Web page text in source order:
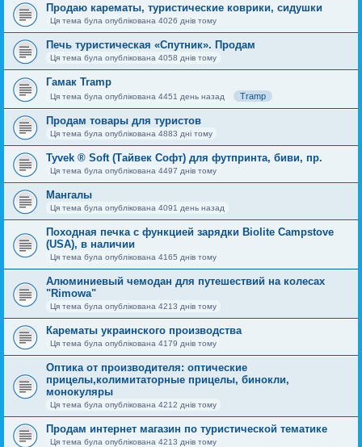
Продаю карематы, туристические коврики, сидушки
Ця тема була опублікована 4026 днів тому
Печь туристическая «Спутник». Продам
Ця тема була опублікована 4058 днів тому
Гамак Tramp
Ця тема була опублікована 4451 день назад Tramp
Продам товары для туристов
Ця тема була опублікована 4883 дні тому
Tyvek ® Soft (Тайвек Софт) для футпринта, биви, пр.
Ця тема була опублікована 4497 днів тому
Мангалы
Ця тема була опублікована 4091 день назад
Походная печка с функцией зарядки Biolite Campstove
(USA), в наличии
Ця тема була опублікована 4165 днів тому
Алюминиевый чемодан для путешествий на колесах
"Rimowa"
Ця тема була опублікована 4213 днів тому
Карематы украинского производства
Ця тема була опублікована 4179 днів тому
Оптика от производителя: оптические
прицелы,колимитаторные прицелы, бинокли,
монокуляры
Ця тема була опублікована 4212 днів тому
Продам интернет магазин по туристической тематике
Ця тема була опублікована 4213 днів тому